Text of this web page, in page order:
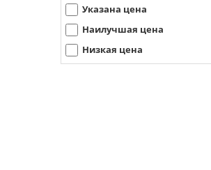
Указана цена
Наилучшая цена
Низкая цена